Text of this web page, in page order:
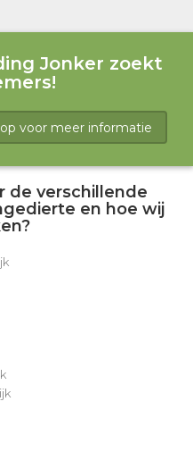
Jonker zoekt
voor meer informatie
de verschillende
en hoe wij